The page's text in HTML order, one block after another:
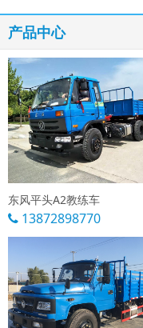
产品中心
东风平头A2教练车
13872898770